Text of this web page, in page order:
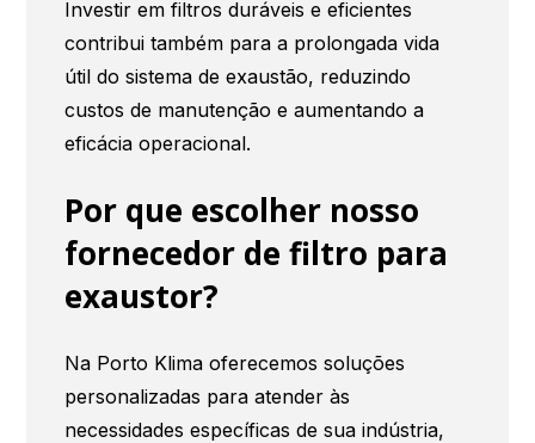
Investir em filtros duráveis e eficientes
contribui também para a prolongada vida
útil do sistema de exaustão, reduzindo
custos de manutenção e aumentando a
eficácia operacional.
Por que escolher nosso
fornecedor de filtro para
exaustor?
Na Porto Klima oferecemos soluções
personalizadas para atender às
necessidades específicas de sua indústria,